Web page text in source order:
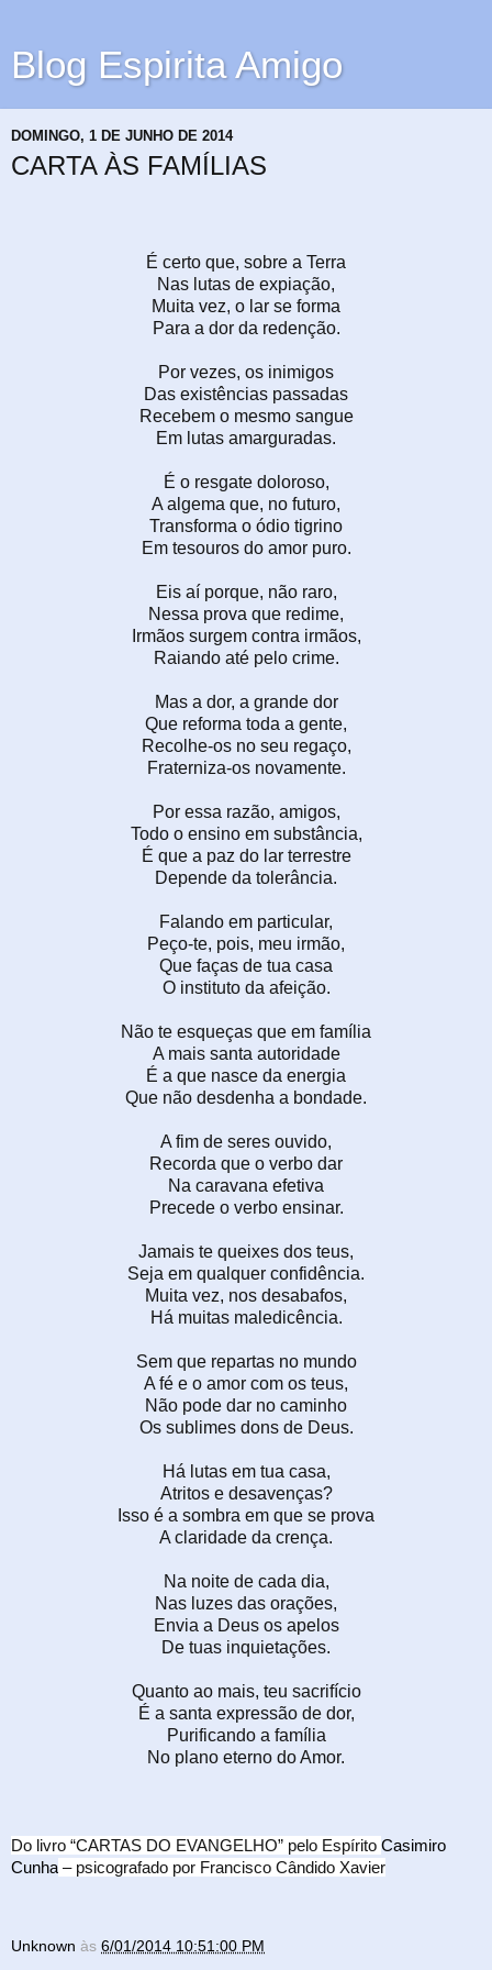
Blog Espirita Amigo
DOMINGO, 1 DE JUNHO DE 2014
CARTA ÀS FAMÍLIAS
É certo que, sobre a Terra
Nas lutas de expiação,
Muita vez, o lar se forma
Para a dor da redenção.
Por vezes, os inimigos
Das existências passadas
Recebem o mesmo sangue
Em lutas amarguradas.
É o resgate doloroso,
A algema que, no futuro,
Transforma o ódio tigrino
Em tesouros do amor puro.
Eis aí porque, não raro,
Nessa prova que redime,
Irmãos surgem contra irmãos,
Raiando até pelo crime.
Mas a dor, a grande dor
Que reforma toda a gente,
Recolhe-os no seu regaço,
Fraterniza-os novamente.
Por essa razão, amigos,
Todo o ensino em substância,
É que a paz do lar terrestre
Depende da tolerância.
Falando em particular,
Peço-te, pois, meu irmão,
Que faças de tua casa
O instituto da afeição.
Não te esqueças que em família
A mais santa autoridade
É a que nasce da energia
Que não desdenha a bondade.
A fim de seres ouvido,
Recorda que o verbo dar
Na caravana efetiva
Precede o verbo ensinar.
Jamais te queixes dos teus,
Seja em qualquer confidência.
Muita vez, nos desabafos,
Há muitas maledicência.
Sem que repartas no mundo
A fé e o amor com os teus,
Não pode dar no caminho
Os sublimes dons de Deus.
Há lutas em tua casa,
Atritos e desavenças?
Isso é a sombra em que se prova
A claridade da crença.
Na noite de cada dia,
Nas luzes das orações,
Envia a Deus os apelos
De tuas inquietações.
Quanto ao mais, teu sacrifício
É a santa expressão de dor,
Purificando a família
No plano eterno do Amor.
Do livro “CARTAS DO EVANGELHO” pelo Espírito Casimiro
Cunha – psicografado por Francisco Cândido Xavier
Unknown às 6/01/2014 10:51:00 PM